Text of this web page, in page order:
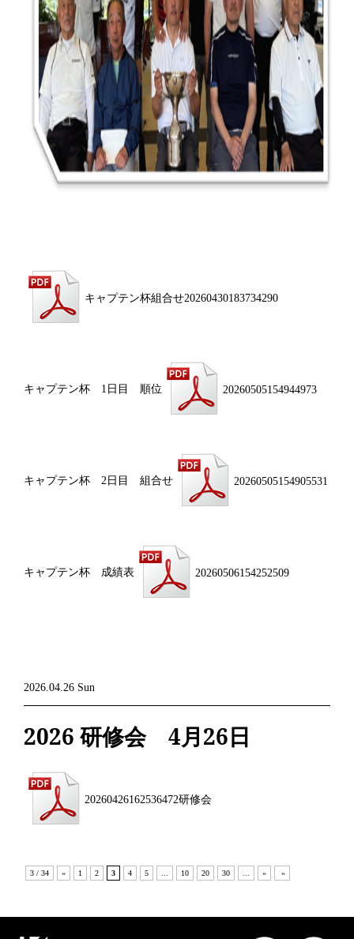
キャプテン杯組合せ20260430183734290
キャプテン杯 1日目 順位 20260505154944973
キャプテン杯 2日目 組合せ 20260505154905531
キャプテン杯 成績表 20260506154252509
2026.04.26 Sun
2026 研修会 4月26日
20260426162536472研修会
3 / 34 « 1 2 3 4 5 ... 10 20 30 ... » »